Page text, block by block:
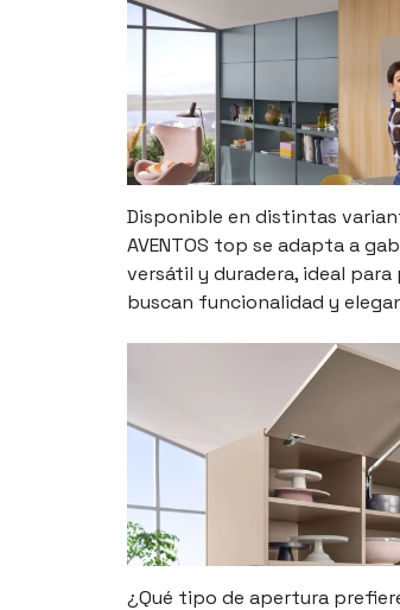
Disponible en distintas
AVENTOS top se adapta a
versátil y duradera, ideal
buscan funcionalidad y
¿Qué tipo de apertura